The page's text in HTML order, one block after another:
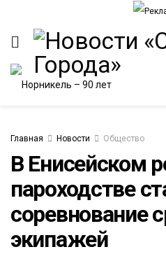
Главная Новости Общество
В Енисейском
пароходстве
соревнование
экипажей